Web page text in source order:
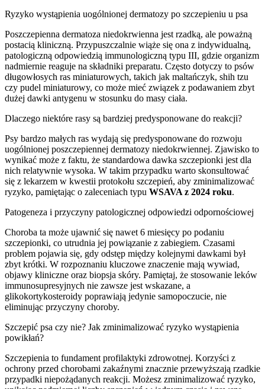
Ryzyko wystąpienia uogólnionej dermatozy po szczepieniu u psa
Poszczepienna dermatoza niedokrwienna jest rzadką, ale poważną
postacią kliniczną. Przypuszczalnie wiąże się ona z indywidualną,
patologiczną odpowiedzią immunologiczną typu III, gdzie organizm
nadmiernie reaguje na składniki preparatu. Często dotyczy to psów
długowłosych ras miniaturowych, takich jak maltańczyk, shih tzu
czy pudel miniaturowy, co może mieć związek z podawaniem zbyt
dużej dawki antygenu w stosunku do masy ciała.
Dlaczego niektóre rasy są bardziej predysponowane do reakcji?
Psy bardzo małych ras wydają się predysponowane do rozwoju
uogólnionej poszczepiennej dermatozy niedokrwiennej. Zjawisko to
wynikać może z faktu, że standardowa dawka szczepionki jest dla
nich relatywnie wysoka. W takim przypadku warto skonsultować
się z lekarzem w kwestii protokołu szczepień, aby zminimalizować
ryzyko, pamiętając o zaleceniach typu WSAVA z 2024 roku.
Patogeneza i przyczyny patologicznej odpowiedzi odpornościowej
Choroba ta może ujawnić się nawet 6 miesięcy po podaniu
szczepionki, co utrudnia jej powiązanie z zabiegiem. Czasami
problem pojawia się, gdy odstęp między kolejnymi dawkami był
zbyt krótki. W rozpoznaniu kluczowe znaczenie mają wywiad,
objawy kliniczne oraz biopsja skóry. Pamiętaj, że stosowanie leków
immunosupresyjnych nie zawsze jest wskazane, a
glikokortykosteroidy poprawiają jedynie samopoczucie, nie
eliminując przyczyny choroby.
Szczepić psa czy nie? Jak zminimalizować ryzyko wystąpienia
powikłań?
Szczepienia to fundament profilaktyki zdrowotnej. Korzyści z
ochrony przed chorobami zakaźnymi znacznie przewyższają rzadkie
przypadki niepożądanych reakcji. Możesz zminimalizować ryzyko,